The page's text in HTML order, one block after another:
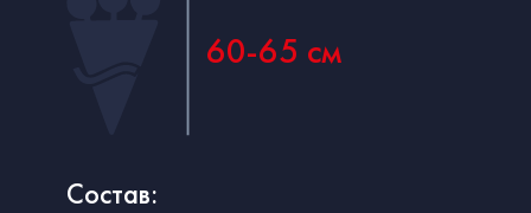
60-65 см
Состав: